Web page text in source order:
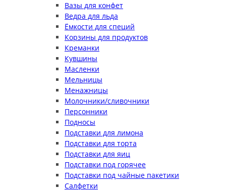
Вазы для конфет
Ведра для льда
Ёмкости для специй
Корзины для продуктов
Креманки
Кувшины
Масленки
Мельницы
Менажницы
Молочники/сливочники
Персонники
Подносы
Подставки для лимона
Подставки для торта
Подставки для яиц
Подставки под горячее
Подставки под чайные пакетики
Салфетки